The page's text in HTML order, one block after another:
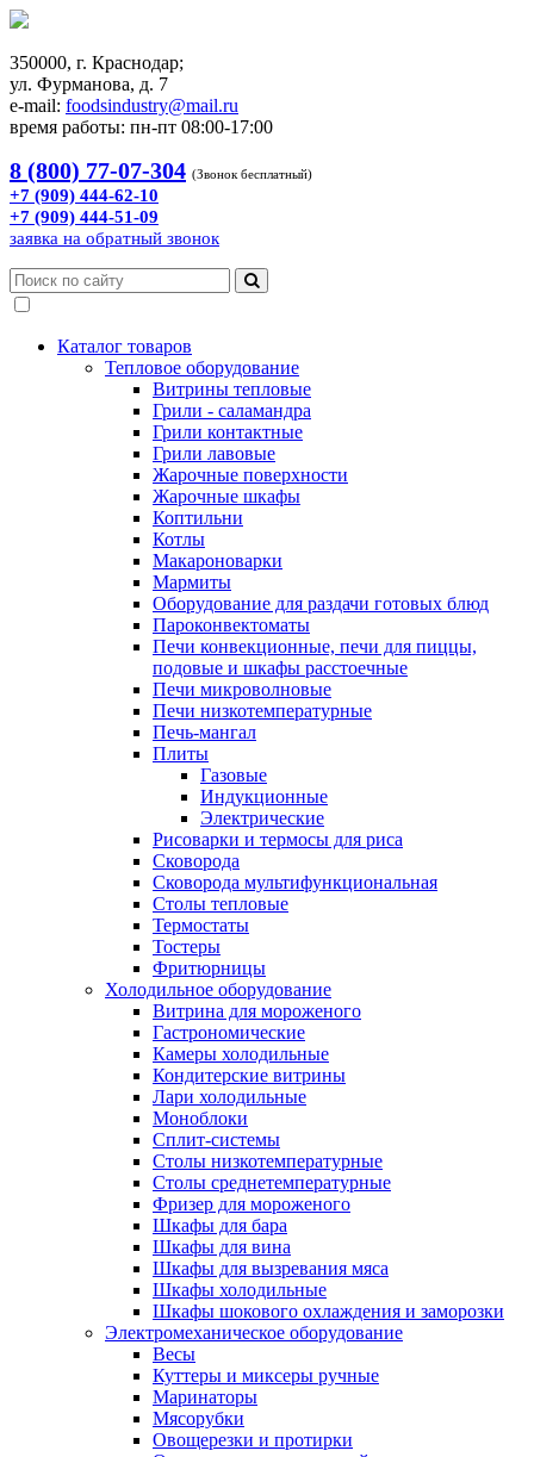
350000, г. Краснодар;
ул. Фурманова, д. 7
e-mail: foodsindustry@mail.ru
время работы: пн-пт 08:00-17:00
8 (800) 77-07-304 (Звонок бесплатный)
+7 (909) 444-62-10
+7 (909) 444-51-09
заявка на обратный звонок
Каталог товаров
Тепловое оборудование
Витрины тепловые
Грили - саламандра
Грили контактные
Грили лавовые
Жарочные поверхности
Жарочные шкафы
Коптильни
Котлы
Макароноварки
Мармиты
Оборудование для раздачи готовых блюд
Пароконвектоматы
Печи конвекционные, печи для пиццы,
подовые и шкафы расстоечные
Печи микроволновые
Печи низкотемпературные
Печь-мангал
Плиты
Газовые
Индукционные
Электрические
Рисоварки и термосы для риса
Сковорода
Сковорода мультифункциональная
Столы тепловые
Термостаты
Тостеры
Фритюрницы
Холодильное оборудование
Витрина для мороженого
Гастрономические
Камеры холодильные
Кондитерские витрины
Лари холодильные
Моноблоки
Сплит-системы
Столы низкотемпературные
Столы среднетемпературные
Фризер для мороженого
Шкафы для бара
Шкафы для вина
Шкафы для вызревания мяса
Шкафы холодильные
Шкафы шокового охлаждения и заморозки
Электромеханическое оборудование
Весы
Куттеры и миксеры ручные
Маринаторы
Мясорубки
Овощерезки и протирки